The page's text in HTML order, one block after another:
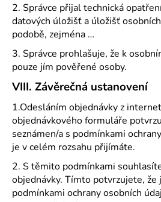
2. Správce přijal technická
datových úložišť a úložišť
podobě, zejména …
3. Správce prohlašuje, že k
pouze jím pověřené osoby.
VIII. Závěrečná ustanovení
1.Odesláním objednávky z
objednávkového formuláře
seznámen/a s podmínkami
je v celém rozsahu přijímáte.
2. S těmito podmínkami
objednávky. Tímto potvrzujete, že
podmínkami ochrany osobních